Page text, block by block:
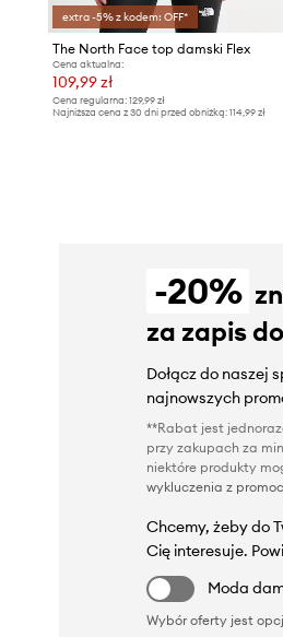
extra -5% z kodem: OFF*
The North Face top damski Flex
Cena aktualna:
109,99 zł
Cena regularna: 129,99 zł
Najniższa cena z 30 dni przed obniżką: 114,99 zł
-20%
za zapis
Dołącz do naszej
najnowszych
**Rabat jest
przy zakupach za
niektóre produkty
wykluczenia z
Chcemy, żeby do
Cię interesuje.
Moda
Wybór oferty jest